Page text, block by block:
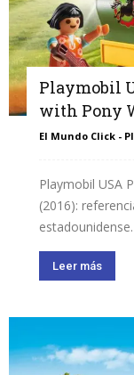
Playmobil
with Pony
El Mundo Click -
Playmobil USA
(2016):
Leer más